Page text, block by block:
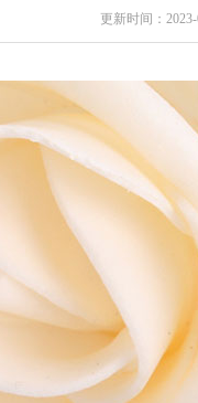
更新时间：